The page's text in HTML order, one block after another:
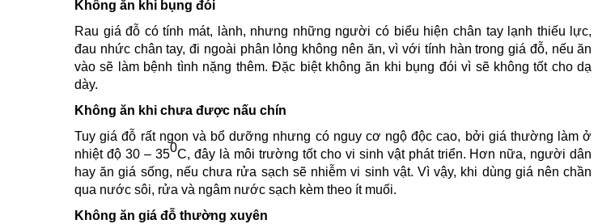
Không ăn khi bụng đói
Rau giá đỗ có tính mát, lành, nhưng những người có biểu hiện chân tay lạnh thiếu lực,
đau nhức chân tay, đi ngoài phân lỏng không nên ăn, vì với tính hàn trong giá đỗ, nếu ăn
vào sẽ làm bệnh tình nặng thêm. Đặc biệt không ăn khi bụng đói vì sẽ không tốt cho dạ
dày.
Không ăn khi chưa được nấu chín
Tuy giá đỗ rất ngon và bổ dưỡng nhưng có nguy cơ ngộ độc cao, bởi giá thường làm ở
nhiệt độ 30 – 350C, đây là môi trường tốt cho vi sinh vật phát triển. Hơn nữa, người dân
hay ăn giá sống, nếu chưa rửa sạch sẽ nhiễm vi sinh vật. Vì vậy, khi dùng giá nên chần
qua nước sôi, rửa và ngâm nước sạch kèm theo ít muối.
Không ăn giá đỗ thường xuyên